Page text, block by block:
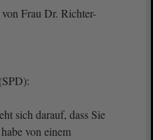
Frau Dr. Richter-
sich darauf, dass Sie
von einem